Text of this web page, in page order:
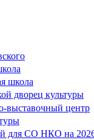
школа
дворец культуры
выставочный центр
для СО НКО на